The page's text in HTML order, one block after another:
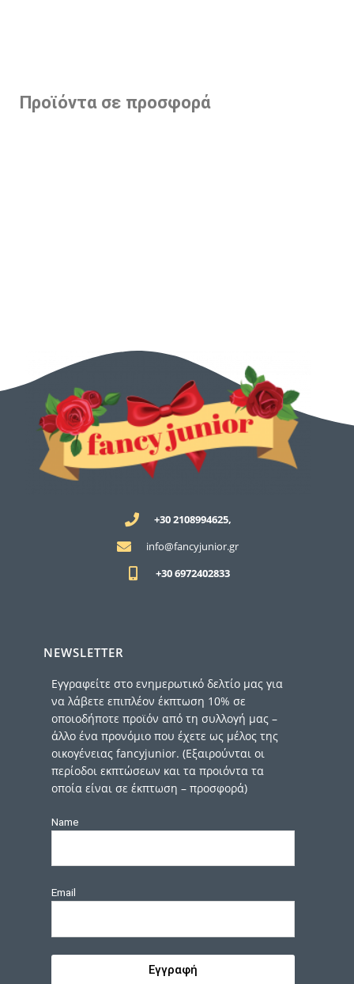
Προϊόντα σε προσφορά
+30 2108994625,
info@fancyjunior.gr
+30 6972402833
NEWSLETTER
Εγγραφείτε στο ενημερωτικό δελτίο μας για
να λάβετε επιπλέον έκπτωση 10% σε
οποιοδήποτε προϊόν από τη συλλογή μας –
άλλο ένα προνόμιο που έχετε ως μέλος της
οικογένειας fancyjunior. (Εξαιρούνται οι
περίοδοι εκπτώσεων και τα προιόντα τα
οποία είναι σε έκπτωση – προσφορά)
Name
Email
Εγγραφή